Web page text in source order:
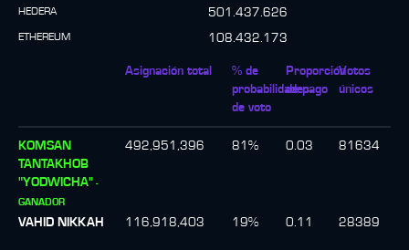
HEDERA 501.437.626
ETHEREUM 108.432.173
Asignación total
% de
probabilidades
de voto
Proporción
de pago
Votos
únicos
KOMSAN
TANTAKHOB
"YODWICHA" -
GANADOR
492,951,396 81% 0.03 81634
VAHID NIKKAH 116,918,403 19% 0.11 28389